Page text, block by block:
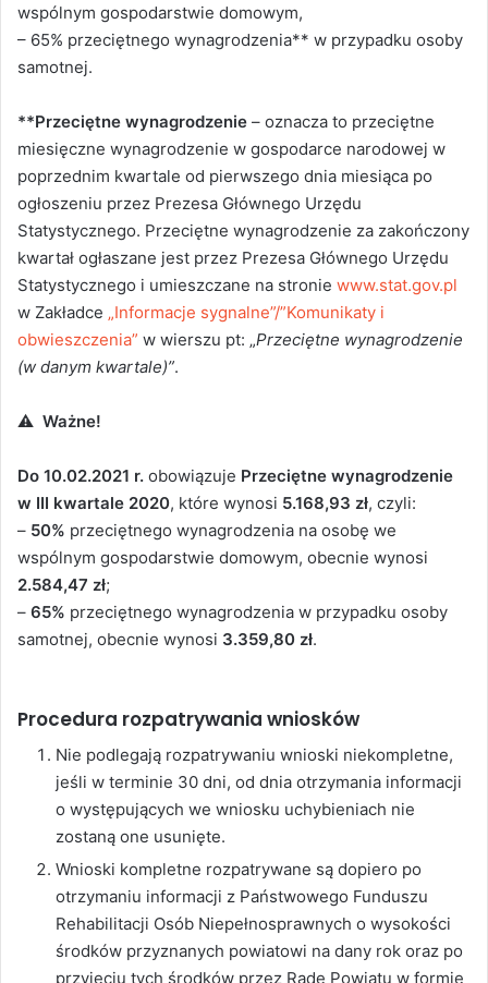
wspólnym gospodarstwie domowym,
– 65% przeciętnego wynagrodzenia** w przypadku osoby
samotnej.
**Przeciętne wynagrodzenie – oznacza to przeciętne
miesięczne wynagrodzenie w gospodarce narodowej w
poprzednim kwartale od pierwszego dnia miesiąca po
ogłoszeniu przez Prezesa Głównego Urzędu
Statystycznego. Przeciętne wynagrodzenie za zakończony
kwartał ogłaszane jest przez Prezesa Głównego Urzędu
Statystycznego i umieszczane na stronie www.stat.gov.pl
w Zakładce „Informacje sygnalne”/”Komunikaty i
obwieszczenia” w wierszu pt: „Przeciętne wynagrodzenie
(w danym kwartale)”.
⚠ Ważne!
Do 10.02.2021 r. obowiązuje Przeciętne wynagrodzenie
w III kwartale 2020, które wynosi 5.168,93 zł, czyli:
– 50% przeciętnego wynagrodzenia na osobę we
wspólnym gospodarstwie domowym, obecnie wynosi
2.584,47 zł;
– 65% przeciętnego wynagrodzenia w przypadku osoby
samotnej, obecnie wynosi 3.359,80 zł.
Procedura rozpatrywania wniosków
Nie podlegają rozpatrywaniu wnioski niekompletne,
jeśli w terminie 30 dni, od dnia otrzymania informacji
o występujących we wniosku uchybieniach nie
zostaną one usunięte.
Wnioski kompletne rozpatrywane są dopiero po
otrzymaniu informacji z Państwowego Funduszu
Rehabilitacji Osób Niepełnosprawnych o wysokości
środków przyznanych powiatowi na dany rok oraz po
przyjęciu tych środków przez Radę Powiatu w formie